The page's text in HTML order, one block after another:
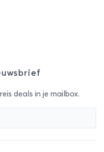
deals in je mailbox.